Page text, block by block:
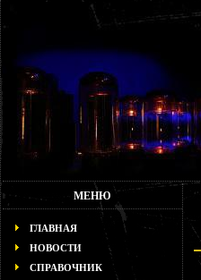
МЕНЮ
ГЛАВНАЯ
НОВОСТИ
СПРАВОЧНИК